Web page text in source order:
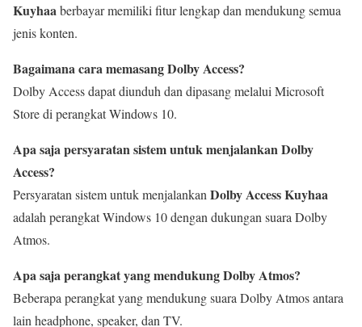
Kuyhaaberbayar memiliki fitur lengkap dan mendukung semua
jenis konten.
Bagaimana cara memasang Dolby Access?
Dolby Access dapat diunduh dan dipasang melalui Microsoft
Store di perangkat Windows 10.
Apa saja persyaratan sistem untuk menjalankan Dolby
Access?
Persyaratan sistem untuk menjalankan Dolby Access Kuyhaa
adalah perangkat Windows 10 dengan dukungan suara Dolby
Atmos.
Apa saja perangkat yang mendukung Dolby Atmos?
Beberapa perangkat yang mendukung suara Dolby Atmos antara
lain headphone, speaker, dan TV.